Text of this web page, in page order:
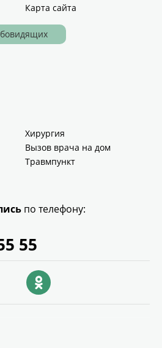
Карта сайта
Хирургия
Вызов врача на дом
Травмпункт
по телефону:
55